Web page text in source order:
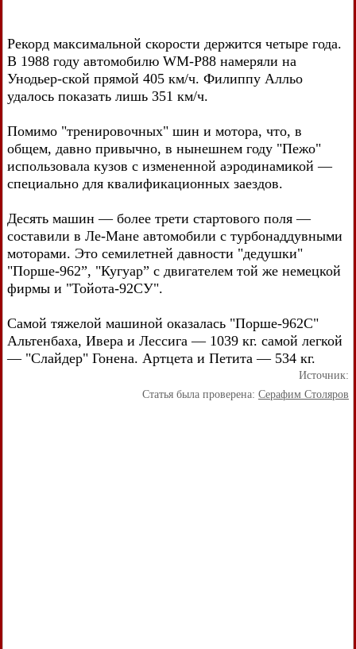
Рекорд максимальной скорости держится четыре года.
В 1988 году автомобилю WM-P88 намеряли на
Унодьер-ской прямой 405 км/ч. Филиппу Алльо
удалось показать лишь 351 км/ч.
Помимо "тренировочных" шин и мотора, что, в
общем, давно привычно, в нынешнем году "Пежо"
использовала кузов с измененной аэродинамикой —
специально для квалификационных заездов.
Десять машин — более трети стартового поля —
составили в Ле-Мане автомобили с турбонаддувными
моторами. Это семилетней давности "дедушки"
"Порше-962”, "Кугуар” с двигателем той же немецкой
фирмы и "Тойота-92СУ".
Самой тяжелой машиной оказалась "Порше-962С"
Альтенбаха, Ивера и Лессига — 1039 кг. самой легкой
— "Слайдер" Гонена. Артцета и Петита — 534 кг.
Источник:
Статья была проверена: Серафим Столяров